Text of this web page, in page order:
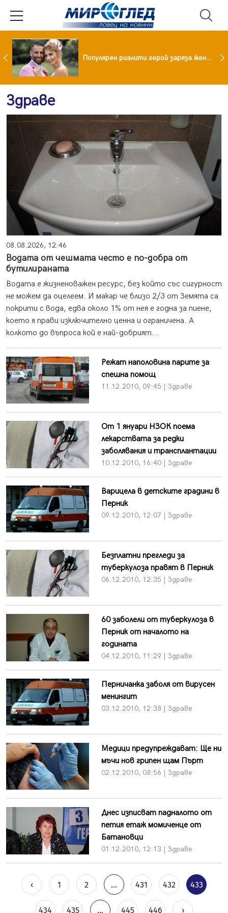
Водата от чешмата често е по-добра от бутилираната Популярен риалити герой заряза жена си заради друга
Здраве
08.08.2026, 12:46
Водата от чешмата често е по-добра от
бутилираната
Водата е жизненоважен ресурс, без който със сигурност
не можем да оцелеем. И макар че близо 2/3 от Земята са
покрити с вода, едва около 1% от нея е годна за пиене,
което я прави изключително ценна и ограничена. А
колкото до въпроса кой е най-добрият...
Режат наполовина парите за
спешна помощ
11.12.2010, 09:45 | Здраве
От 1 януари НЗОК поема
лекарствата за редки
заболявания и трансплантации
10.12.2010, 16:40 | Здраве
Варицела в детските градини в
Перник
09.12.2010, 12:07 | Здраве
Безплатни прегледи за
туберкулоза правят в Перник
06.12.2010, 12:35 | Здраве
60 заболели от туберкулоза в
Перник от началото на
годината
04.12.2010, 11:29 | Здраве
Перничанка заболя от вирусен
менингит
03.12.2010, 12:38 | Здраве
Медици предупреждават: Ще ни
мъчи нов грипен щам Пърт
02.12.2010, 08:56 | Здраве
Днес изписват падналото от
петия етаж момиченце от
Батановци
01.12.2010, 12:13 | Здраве
‹ 1 2 ... 431 432 433
434 435 ... 445 446 ›